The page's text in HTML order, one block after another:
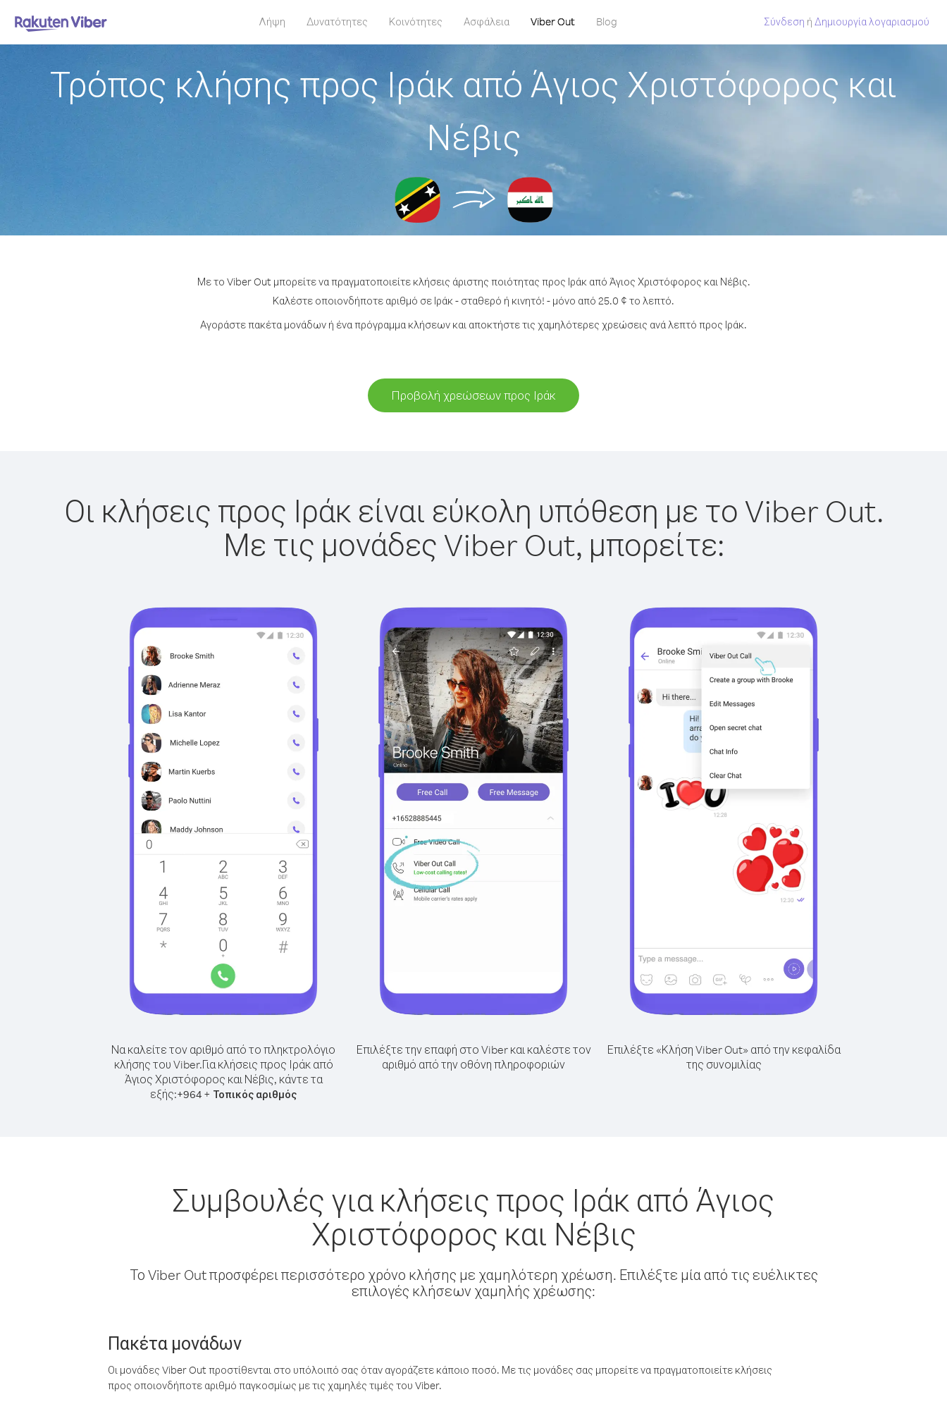
Λήψη Δυνατότητες Κοινότητες Ασφάλεια Viber Out Blog Σύνδεση ή Δημιουργία λογαριασμού
Τρόπος κλήσης προς Ιράκ από Άγιος Χριστόφορος και
Νέβις
Με το Viber Out μπορείτε να πραγματοποιείτε κλήσεις άριστης ποιότητας προς Ιράκ από Άγιος Χριστόφορος και Νέβις.
Καλέστε οποιονδήποτε αριθμό σε Ιράκ - σταθερό ή κινητό! - μόνο από 25.0 ¢ το λεπτό.
Αγοράστε πακέτα μονάδων ή ένα πρόγραμμα κλήσεων και αποκτήστε τις χαμηλότερες χρεώσεις ανά λεπτό προς Ιράκ.
Προβολή χρεώσεων προς Ιράκ
Οι κλήσεις προς Ιράκ είναι εύκολη υπόθεση με το Viber Out.
Με τις μονάδες Viber Out, μπορείτε:
Να καλείτε τον αριθμό από το πληκτρολόγιο
κλήσης του Viber.Για κλήσεις προς Ιράκ από
Άγιος Χριστόφορος και Νέβις, κάντε τα
εξής:+964 + Τοπικός αριθμός
Επιλέξτε την επαφή στο Viber και καλέστε τον
αριθμό από την οθόνη πληροφοριών
Επιλέξτε «Κλήση Viber Out» από την κεφαλίδα
της συνομιλίας
Συμβουλές για κλήσεις προς Ιράκ από Άγιος
Χριστόφορος και Νέβις
Το Viber Out προσφέρει περισσότερο χρόνο κλήσης με χαμηλότερη χρέωση. Επιλέξτε μία από τις ευέλικτες
επιλογές κλήσεων χαμηλής χρέωσης:
Πακέτα μονάδων
Οι μονάδες Viber Out προστίθενται στο υπόλοιπό σας όταν αγοράζετε κάποιο ποσό. Με τις μονάδες σας μπορείτε να πραγματοποιείτε κλήσεις
προς οποιονδήποτε αριθμό παγκοσμίως με τις χαμηλές τιμές του Viber.